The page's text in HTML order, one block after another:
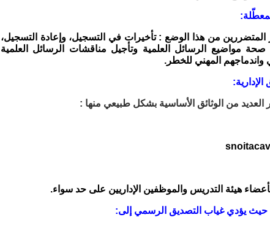
المتضررين من هذا الوضع :تأخيرات في التسجيل، وإعادة التسجيل،
مواضيع الرسائل العلمية وتأجيل مناقشات الرسائل العلمية
واندماجهم المهني للخطر .
العديد من الوثائق الأساسية بشكل طبيعي منها :
هيئة التدريس والموظفين الإداريين على حد سواء.
: